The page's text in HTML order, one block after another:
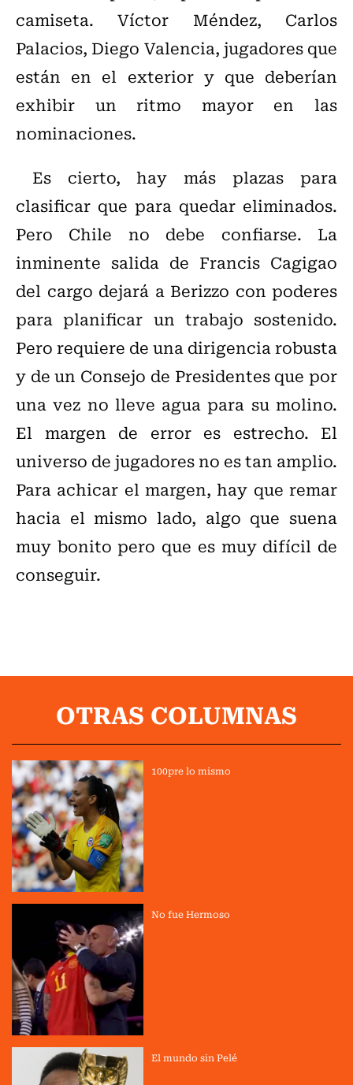
camiseta. Víctor Méndez, Carlos
Palacios, Diego Valencia, jugadores que
están en el exterior y que deberían
exhibir un ritmo mayor en las
nominaciones.
Es cierto, hay más plazas para
clasificar que para quedar eliminados.
Pero Chile no debe confiarse. La
inminente salida de Francis Cagigao
del cargo dejará a Berizzo con poderes
para planificar un trabajo sostenido.
Pero requiere de una dirigencia robusta
y de un Consejo de Presidentes que por
una vez no lleve agua para su molino.
El margen de error es estrecho. El
universo de jugadores no es tan amplio.
Para achicar el margen, hay que remar
hacia el mismo lado, algo que suena
muy bonito pero que es muy difícil de
conseguir.
OTRAS COLUMNAS
100pre lo mismo
No fue Hermoso
El mundo sin Pelé